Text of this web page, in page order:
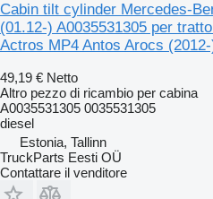
Cabin tilt cylinder Mercedes-
(01.12-) A0035531305 per
Actros MP4 Antos Arocs
49,19 € Netto
Altro pezzo di ricambio per cabina
A0035531305 0035531305
diesel
Estonia, Tallinn
TruckParts Eesti OÜ
Contattare il venditore